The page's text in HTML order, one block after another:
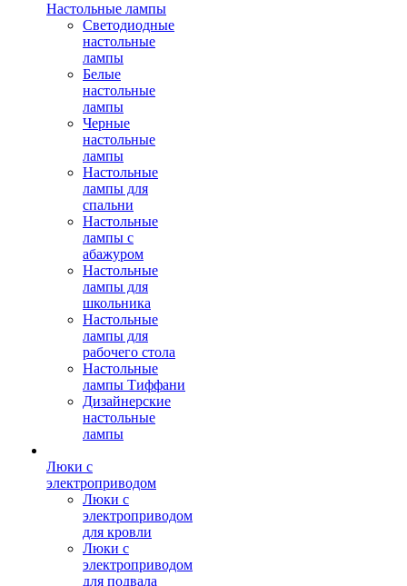
Настольные лампы
Светодиодные
настольные
лампы
Белые
настольные
лампы
Черные
настольные
лампы
Настольные
лампы для
спальни
Настольные
лампы с
абажуром
Настольные
лампы для
школьника
Настольные
лампы для
рабочего стола
Настольные
лампы Тиффани
Дизайнерские
настольные
лампы
Люки с
электроприводом
Люки с
электроприводом
для кровли
Люки с
электроприводом
для подвала